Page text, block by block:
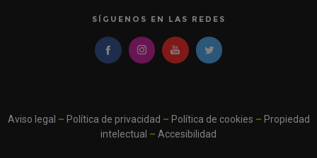
SÍGUENOS EN LAS REDES
Aviso legal – Política de privacidad – Política de cookies – Propiedad
intelectual – Accesibilidad